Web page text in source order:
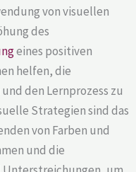
von visuellen
des
eines positiven
helfen, die
den Lernprozess zu
Strategien sind das
von Farben und
und die